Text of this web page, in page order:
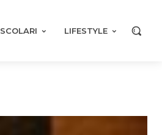
SCOLARI LIFESTYLE